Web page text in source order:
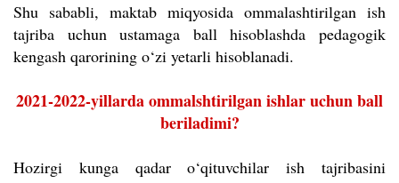
Shu sababli, maktab miqyosida ommalashtirilgan ish
tajriba uchun ustamaga ball hisoblashda pedagogik
kengash qarorining o‘zi yetarli hisoblanadi.
2021-2022-yillarda ommalshtirilgan ishlar uchun ball
beriladimi?
Hozirgi kunga qadar o‘qituvchilar ish tajribasini